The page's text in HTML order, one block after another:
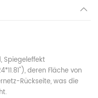
Spiegeleffekt
deren Fläche von
Rückseite, was die